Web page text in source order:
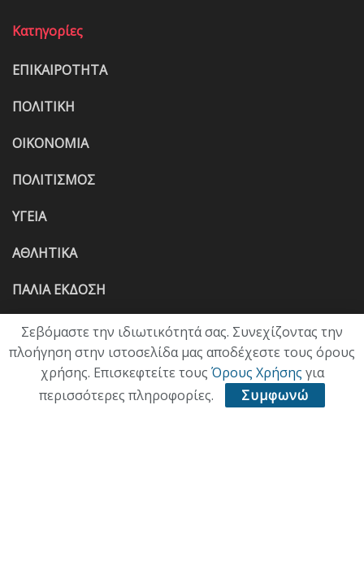
Κατηγορίες
ΕΠΙΚΑΙΡΟΤΗΤΑ
ΠΟΛΙΤΙΚΗ
ΟΙΚΟΝΟΜΙΑ
ΠΟΛΙΤΙΣΜΟΣ
ΥΓΕΙΑ
ΑΘΛΗΤΙΚΑ
ΠΑΛΙΑ ΕΚΔΟΣΗ
Σεβόμαστε την ιδιωτικότητά σας. Συνεχίζοντας την
πλοήγηση στην ιστοσελίδα μας αποδέχεστε τους όρους
χρήσης. Επισκεφτείτε τους Όρους Χρήσης για
περισσότερες πληροφορίες.
Συμφωνώ